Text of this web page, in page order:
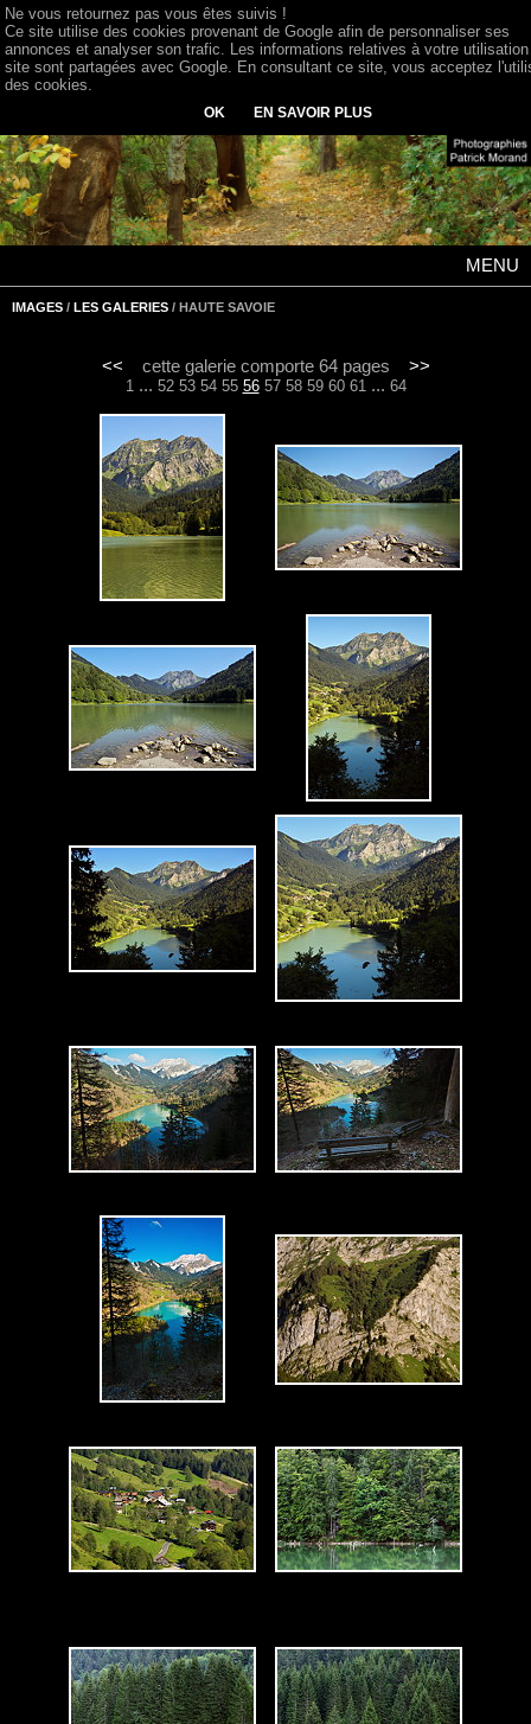
MENU
IMAGES / LES GALERIES / HAUTE SAVOIE
<< cette galerie comporte 64 pages >>
1 ... 52 53 54 55 56 57 58 59 60 61 ... 64
Ne vous retournez pas vous êtes suivis !
Ce site utilise des cookies provenant de Google afin de personnaliser ses
annonces et analyser son trafic. Les informations relatives à votre
site sont partagées avec Google. En consultant ce site, vous acceptez
des cookies.
OK EN SAVOIR PLUS